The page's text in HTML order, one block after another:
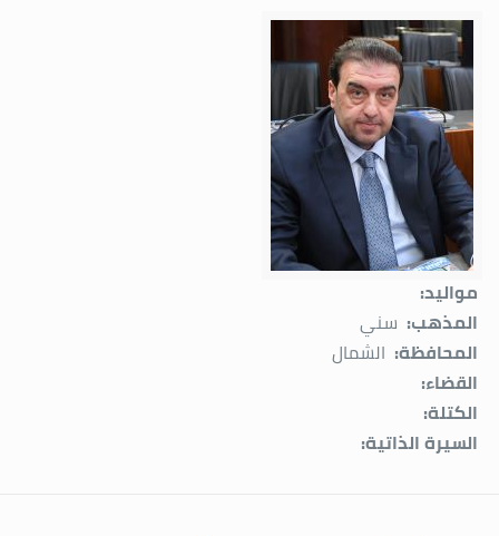
مواليد:
المذهب: سني
المحافظة: الشمال
القضاء:
الكتلة:
السيرة الذاتية: